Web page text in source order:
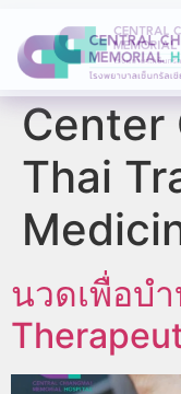
Center
Thai
นวดเพื่อบ